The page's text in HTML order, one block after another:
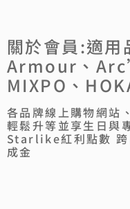
關於會員:適
Armour、
MIXPO、
各品牌線上購物網站
輕鬆升等並享生日與
Starlike紅利點數 跨
成金